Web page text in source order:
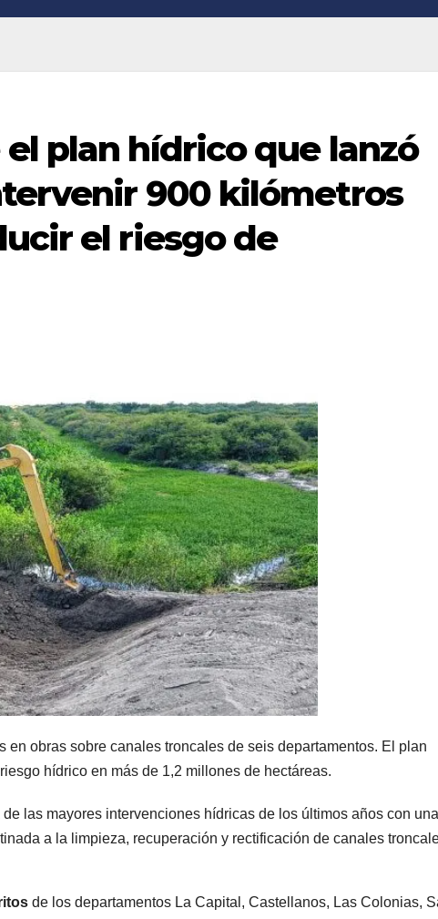
plan hídrico que lanzó
900 kilómetros
el riesgo de
en obras sobre canales troncales de seis departamentos. El plan
hídrico en más de 1,2 millones de hectáreas.
las mayores intervenciones hídricas de los últimos años con una
a la limpieza, recuperación y rectificación de canales
de los departamentos La Capital, Castellanos, Las Colonias,